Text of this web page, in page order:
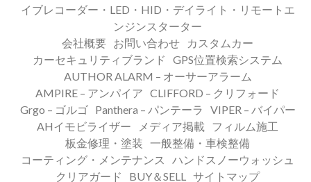
イブレコーダー・LED・HID・デイライト・リモートエ
ンジンスターター
会社概要
お問い合わせ
カスタムカー
カーセキュリティブランド
GPS位置検索システム
AUTHOR ALARM – オーサーアラーム
AMPIRE – アンパイア CLIFFORD – クリフォード
Grgo – ゴルゴ
Panthera – パンテーラ
VIPER – バイパー
AHイモビライザー
メディア掲載
フィルム施工
板金修理・塗装 一般整備・車検整備
コーティング・メンテナンス
ハンドスノーウォッシュ
クリアガード
BUY＆SELL サイトマップ